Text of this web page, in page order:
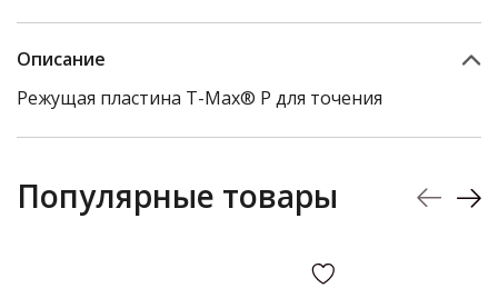
Описание
Режущая пластина T-Max® P для точения
Популярные товары